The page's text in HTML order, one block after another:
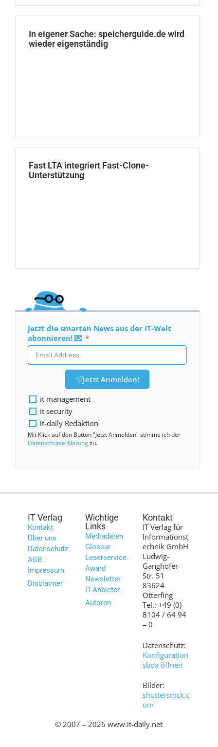
In eigener Sache: speicherguide.de wird
wieder eigenständig
Fast LTA integriert Fast-Clone-
Unterstützung
Jetzt die smarten News aus der IT-Welt
abonnieren! 💌
Jetzt Anmelden!
it management
it security
it-daily Redaktion
Mit Klick auf den Button "Jetzt Anmelden" stimme ich der
Datenschutzerklärungzu.
IT Verlag
Kontakt
Über uns
Datenschutz
AGB
Impressum
Disclaimer
Wichtige
Links
Mediadaten
Glossar
Leserservice
Award
Newsletter
IT-Anbieter
Autoren
Kontakt
IT Verlag für
Informationst
echnik GmbH
Ludwig-
Ganghofer-
Str. 51
83624
Otterfing
Tel.: +49 (0)
8104 / 64 94
– 0
Datenschutz:
Konfiguration
sbox öffnen
Bilder:
shutterstock.c
om
© 2007 – 2026 www.it-daily.net